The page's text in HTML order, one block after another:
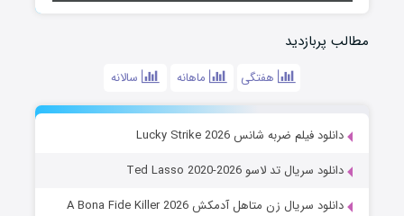
مطالب پربازدید
هفتگی ماهانه سالانه
دانلود فیلم ضربه شانس Lucky Strike 2026
دانلود سریال تد لاسو Ted Lasso 2020-2026
دانلود سریال زن متاهل آدمکش A Bona Fide Killer 2026